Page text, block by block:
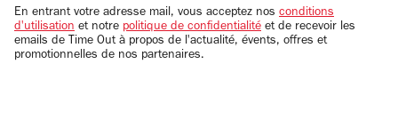
email
En entrant votre adresse mail, vous acceptez nos conditions
d'utilisation et notre politique de confidentialité et de recevoir les
emails de Time Out à propos de l'actualité, évents, offres et
promotionnelles de nos partenaires.